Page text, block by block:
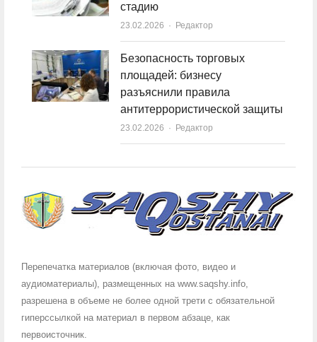
стадию
23.02.2026 Author
Редактор
Безопасность торговых
площадей: бизнесу
разъяснили правила
антитеррористической защиты
23.02.2026 Author
Редактор
Перепечатка материалов (включая фото, видео и
аудиоматериалы), размещенных на www.saqshy.info,
разрешена в объеме не более одной трети с обязательной
гиперссылкой на материал в первом абзаце, как
первоисточник.